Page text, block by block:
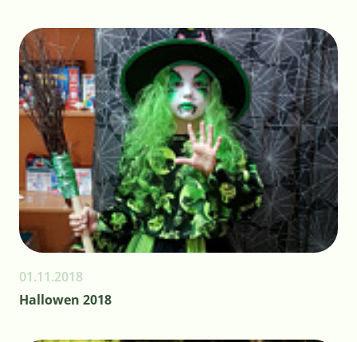
01.11.2018
Hallowen 2018